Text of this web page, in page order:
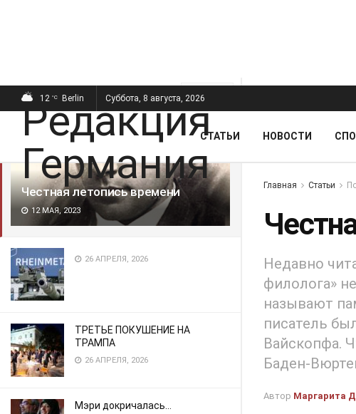
ПОСЛЕДНИЕ
Честная летопись времени
12 МАЯ, 2023
26 АПРЕЛЯ, 2026
ТРЕТЬЕ ПОКУШЕНИЕ НА
ТРАМПА
26 АПРЕЛЯ, 2026
Мэри докричалась…
12 °C Berlin Суббота, 8 августа, 2026
СТАТЬИ НОВОСТИ
Главная Статьи
Недавно
филолога»
называют
писатель
Вайскопфа.
Баден-
Автор Маргарита